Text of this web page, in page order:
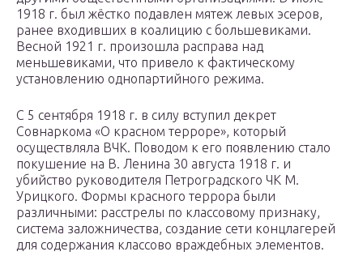
1918 г. был жёстко подавлен мятеж левых эсеров,
ранее входивших в коалицию с большевиками.
Весной 1921 г. произошла расправа над
меньшевиками, что привело к фактическому
установлению однопартийного режима.
С 5 сентября 1918 г. в силу вступил декрет
Совнаркома «О красном терроре», который
осуществляла ВЧК. Поводом к его появлению стало
покушение на В. Ленина 30 августа 1918 г. и
убийство руководителя Петроградского ЧК М.
Урицкого. Формы красного террора были
различными: расстрелы по классовому признаку,
система заложничества, создание сети концлагерей
для содержания классово враждебных элементов.